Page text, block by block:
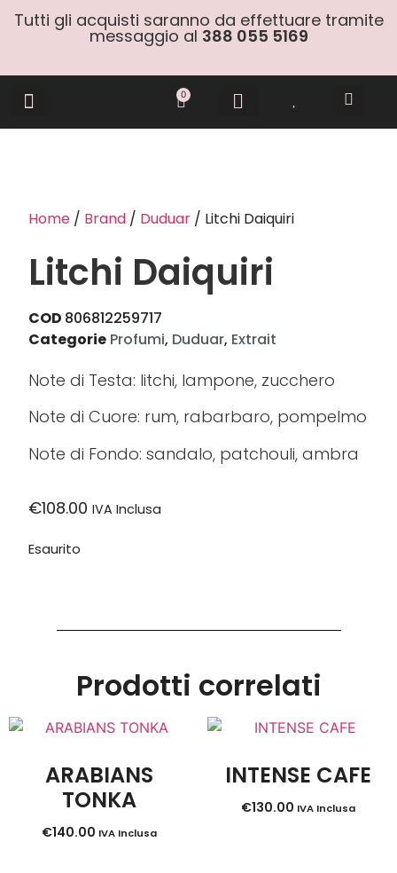
Tutti gli acquisti saranno da effettuare tramite
messaggio al 388 055 5169
0
Home / Brand / Duduar / Litchi Daiquiri
Litchi Daiquiri
COD 806812259717
Categorie Profumi, Duduar, Extrait
Note di Testa: litchi, lampone, zucchero
Note di Cuore: rum, rabarbaro, pompelmo
Note di Fondo: sandalo, patchouli, ambra
€108.00 IVA Inclusa
Esaurito
Prodotti correlati
ARABIANS
TONKA
€140.00 IVA Inclusa
INTENSE CAFE
€130.00 IVA Inclusa